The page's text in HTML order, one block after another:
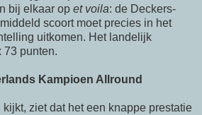
bij elkaar op et voila: de Deckers-
scoort moet precies in het
uitkomen. Het landelijk
73 punten.
Kampioen Allround
ziet dat het een knappe prestatie